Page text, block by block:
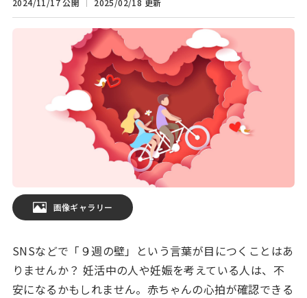
2024/11/17 公開 2025/02/18 更新
画像ギャラリー
SNSなどで「９週の壁」という言葉が目につくことはあ
りませんか？ 妊活中の人や妊娠を考えている人は、不
安になるかもしれません。赤ちゃんの心拍が確認できる